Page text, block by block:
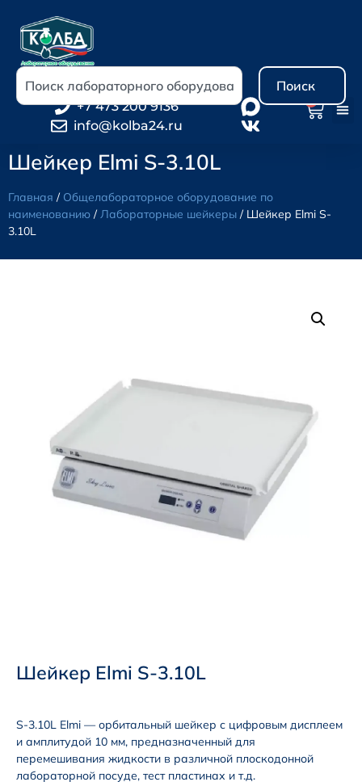
Поиск
+7 473 200 9136
info@kolba24.ru
Шейкер Elmi S-3.10L
Главная / Общелабораторное оборудование по
наименованию /Лабораторные шейкеры / Шейкер Elmi S-
3.10L
Шейкер Elmi S-3.10L
S-3.10L Elmi — орбитальный шейкер с цифровым дисплеем
и амплитудой 10 мм, предназначенный для
перемешивания жидкости в различной плоскодонной
лабораторной посуде, тест пластинах и т.д.